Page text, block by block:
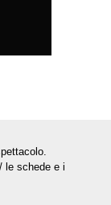
le schede e i